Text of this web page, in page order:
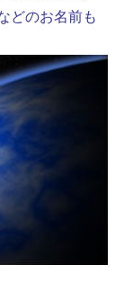
どのお名前も